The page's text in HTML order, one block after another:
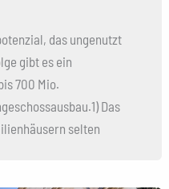
das ungenutzt
gibt es ein
700 Mio.
Das
selten